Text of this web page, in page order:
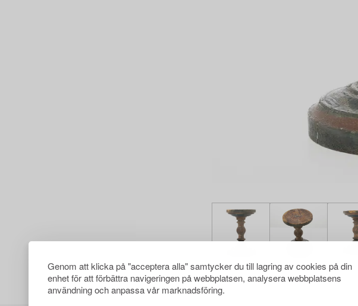
Genom att klicka på "acceptera alla" samtycker du till lagring av cookies på din
enhet för att förbättra navigeringen på webbplatsen, analysera webbplatsens
användning och anpassa vår marknadsföring.